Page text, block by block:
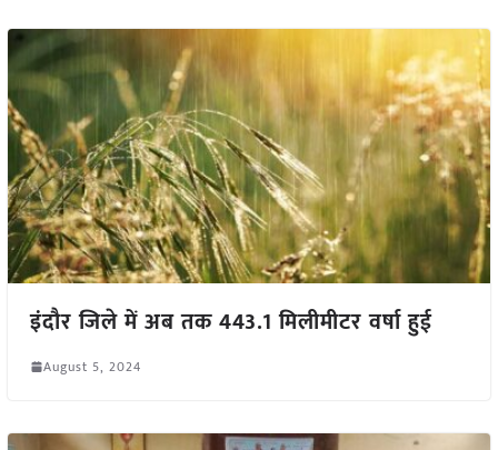
इंदौर जिले में अब तक 443.1 मिलीमीटर वर्षा हुई
August 5, 2024